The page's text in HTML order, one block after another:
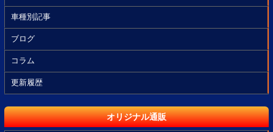
車種別記事
ブログ
コラム
更新履歴
オリジナル通販